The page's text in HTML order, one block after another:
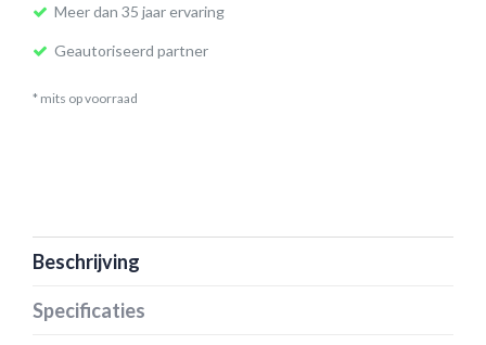
Meer dan 35 jaar ervaring
Geautoriseerd partner
* mits op voorraad
Beschrijving
Specificaties